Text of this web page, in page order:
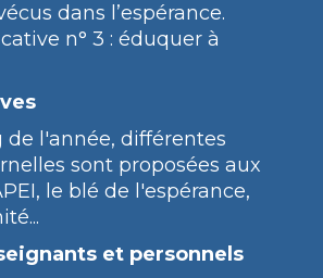
dans l’espérance.
n° 3 : éduquer à
de l'année, différentes
sont proposées aux
le blé de l'espérance,
et personnels